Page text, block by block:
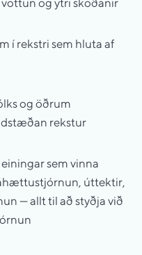
í rekstri sem hluta af
og öðrum
rekstur
sem vinna
úttektir,
— allt til að styðja við